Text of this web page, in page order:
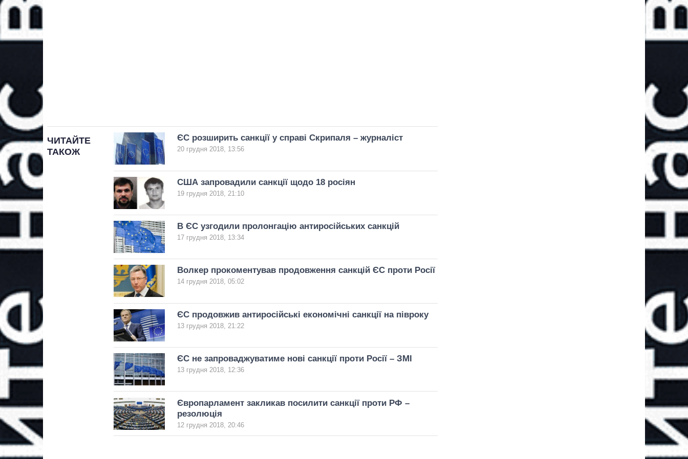
ЧИТАЙТЕ
ТАКОЖ
ЄС розширить санкції у справі Скрипаля – журналіст
20 грудня 2018, 13:56
США запровадили санкції щодо 18 росіян
19 грудня 2018, 21:10
В ЄС узгодили пролонгацію антиросійських санкцій
17 грудня 2018, 13:34
Волкер прокоментував продовження санкцій ЄС проти Росії
14 грудня 2018, 05:02
ЄС продовжив антиросійські економічні санкції на півроку
13 грудня 2018, 21:22
ЄС не запроваджуватиме нові санкції проти Росії – ЗМІ
13 грудня 2018, 12:36
Європарламент закликав посилити санкції проти РФ –
резолюція
12 грудня 2018, 20:46